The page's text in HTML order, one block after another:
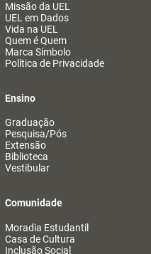
Missão da UEL
UEL em Dados
Vida na UEL
Quem é Quem
Marca Símbolo
Política de Privacidade
Ensino
Graduação
Pesquisa/Pós
Extensão
Biblioteca
Vestibular
Comunidade
Moradia Estudantil
Casa de Cultura
Inclusão Social